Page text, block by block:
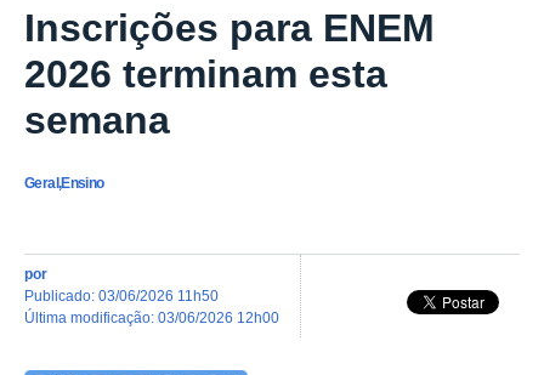
Inscrições para ENEM
2026 terminam esta
semana
Geral,Ensino
por
publicado: 03/06/2026 11h50
última modificação: 03/06/2026 12h00